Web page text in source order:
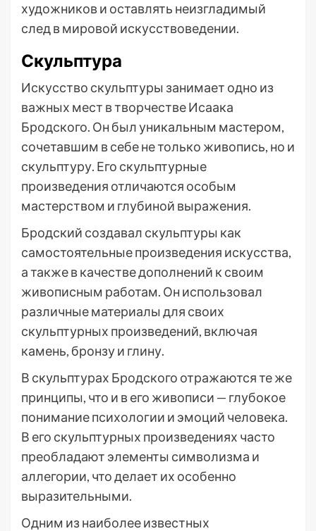
художников и оставлять неизгладимый
след в мировой искусствоведении.
Скульптура
Искусство скульптуры занимает одно из
важных мест в творчестве Исаака
Бродского. Он был уникальным мастером,
сочетавшим в себе не только живопись, но и
скульптуру. Его скульптурные
произведения отличаются особым
мастерством и глубиной выражения.
Бродский создавал скульптуры как
самостоятельные произведения искусства,
а также в качестве дополнений к своим
живописным работам. Он использовал
различные материалы для своих
скульптурных произведений, включая
камень, бронзу и глину.
В скульптурах Бродского отражаются те же
принципы, что и в его живописи — глубокое
понимание психологии и эмоций человека.
В его скульптурных произведениях часто
преобладают элементы символизма и
аллегории, что делает их особенно
выразительными.
Одним из наиболее известных